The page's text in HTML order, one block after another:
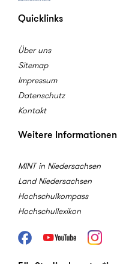
Quicklinks
Über uns
Sitemap
Impressum
Datenschutz
Kontakt
Weitere Informationen
MINT in Niedersachsen
Land Niedersachsen
Hochschulkompass
Hochschullexikon
FacebookYoutube Instagram